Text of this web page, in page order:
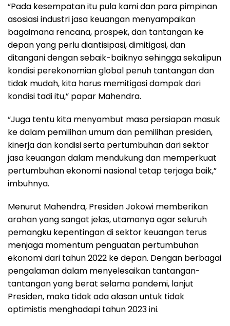
“Pada kesempatan itu pula kami dan para pimpinan
asosiasi industri jasa keuangan menyampaikan
bagaimana rencana, prospek, dan tantangan ke
depan yang perlu diantisipasi, dimitigasi, dan
ditangani dengan sebaik-baiknya sehingga sekalipun
kondisi perekonomian global penuh tantangan dan
tidak mudah, kita harus memitigasi dampak dari
kondisi tadi itu,” papar Mahendra.
“Juga tentu kita menyambut masa persiapan masuk
ke dalam pemilihan umum dan pemilihan presiden,
kinerja dan kondisi serta pertumbuhan dari sektor
jasa keuangan dalam mendukung dan memperkuat
pertumbuhan ekonomi nasional tetap terjaga baik,”
imbuhnya.
Menurut Mahendra, Presiden Jokowi memberikan
arahan yang sangat jelas, utamanya agar seluruh
pemangku kepentingan di sektor keuangan terus
menjaga momentum penguatan pertumbuhan
ekonomi dari tahun 2022 ke depan. Dengan berbagai
pengalaman dalam menyelesaikan tantangan-
tantangan yang berat selama pandemi, lanjut
Presiden, maka tidak ada alasan untuk tidak
optimistis menghadapi tahun 2023 ini.